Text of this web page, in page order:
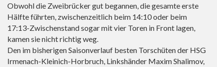
Obwohl die Zweibrücker gut begannen, die gesamte erste
Hälfte führten, zwischenzeitlich beim 14:10 oder beim
17:13-Zwischenstand sogar mit vier Toren in Front lagen,
kamen sie nicht richtig weg.
Den im bisherigen Saisonverlauf besten Torschüten der HSG
Irmenach-Kleinich-Horbruch, Linkshänder Maxim Shalimov,